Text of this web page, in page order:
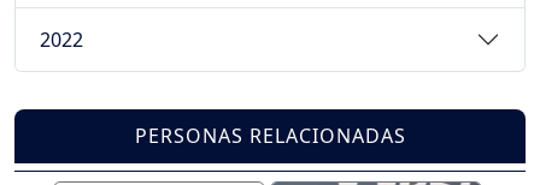
2022
PERSONAS RELACIONADAS